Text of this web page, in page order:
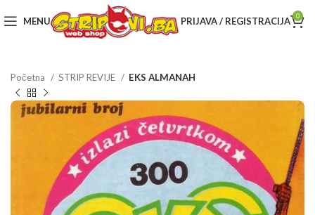
MENU PRIJAVA / REGISTRACIJA 0
Početna STRIP REVIJE EKS ALMANAH